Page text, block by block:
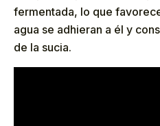
fermentada, lo que
agua se adhieran a él y
de la sucia.